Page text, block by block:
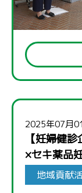
2025年07月
【妊婦健
×セキ薬品
地域貢献